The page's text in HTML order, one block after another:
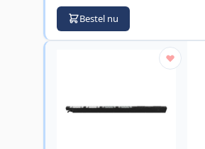
Bestel nu